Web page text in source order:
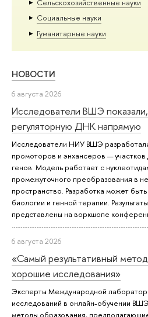
Сельскохозяйственные науки
Социальные науки
Гуманитарные науки
НОВОСТИ
6 августа 2026
Исследователи ВШЭ показали,
регуляторную ДНК напрямую
Исследователи НИУ ВШЭ
промоторов и энхансеров —
генов. Модель работает с
промежуточного преобразования в
пространство. Разработка может
биологии и генной терапии.
представлены на воркшопе
6 августа 2026
«Самый результативный
хорошие исследования»
Эксперты Международной
исследований в онлайн-обучении
методы образования,